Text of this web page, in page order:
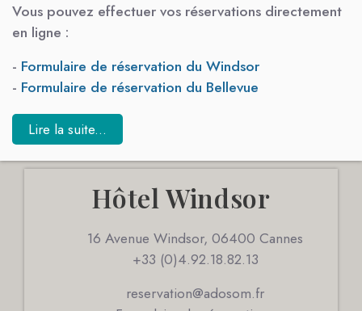
Vous pouvez effectuer vos réservations directement
en ligne :
- Formulaire de réservation du Windsor
- Formulaire de réservation du Bellevue
Lire la suite...
Hôtel Windsor
16 Avenue Windsor, 06400 Cannes
+33 (0)4.92.18.82.13
reservation@adosom.fr